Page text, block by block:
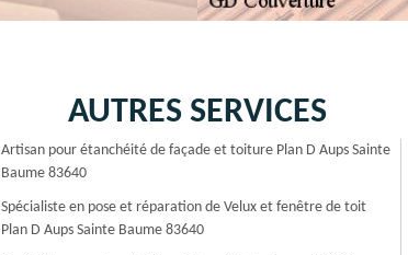
AUTRES SERVICES
Artisan pour étanchéité de façade et toiture Plan D Aups Sainte
Baume 83640
Spécialiste en pose et réparation de Velux et fenêtre de toit
Plan D Aups Sainte Baume 83640